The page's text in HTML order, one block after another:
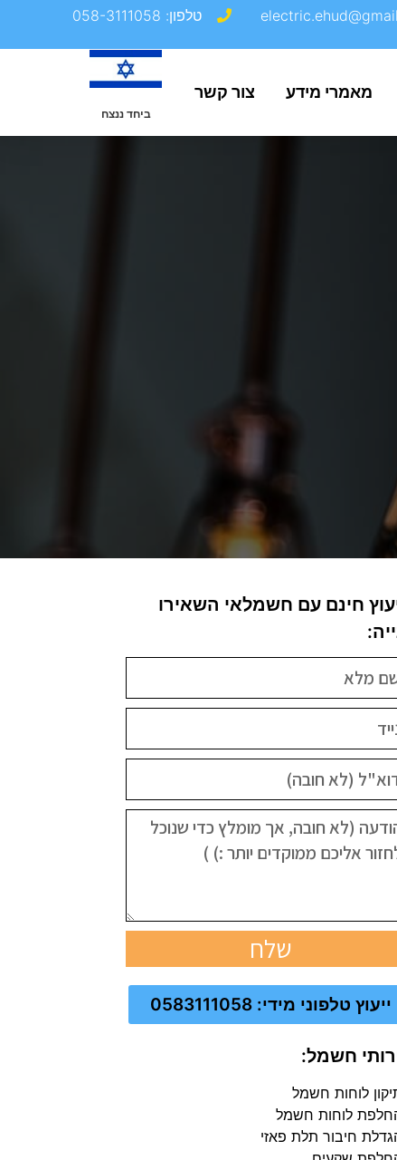
טלפון: 058-3111058
מאמרי מידע צור קשר
ביחד ננצח
חינם עם חשמלאי השאירו
שלח
ייעוץ טלפוני מידי: 0583111058
חשמל:
לוחות חשמל
לוחות חשמל
חיבור תלת פאזי